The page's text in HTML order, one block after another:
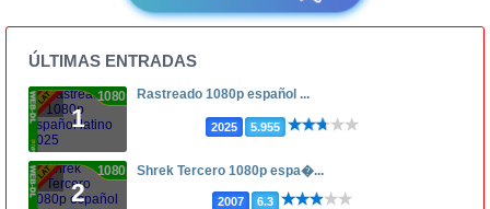
ÚLTIMAS ENTRADAS
1
1080p Rastreado 1080p español ...
2025 5.955
2
1080p Shrek Tercero 1080p espa�...
2007 6.3